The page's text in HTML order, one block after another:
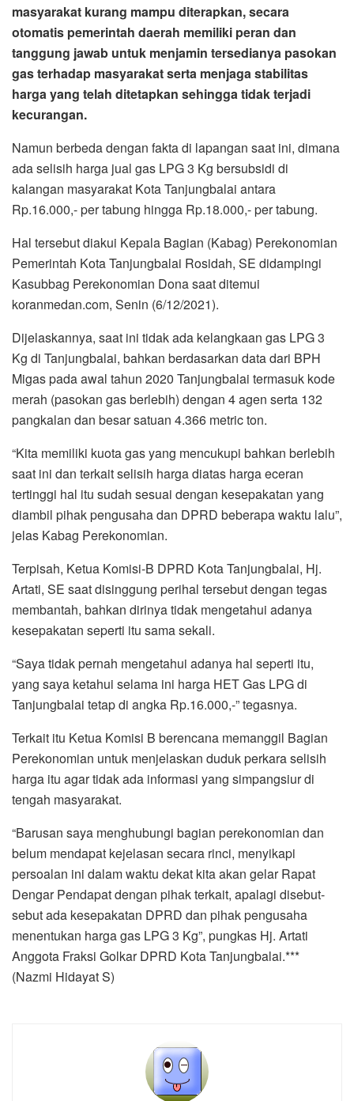
ada selisih harga jual gas LPG 3 Kg bersubsidi di
kalangan masyarakat Kota Tanjungbalai antara
Rp.16.000,- per tabung hingga Rp.18.000,- per tabung.
Hal tersebut diakui Kepala Bagian (Kabag) Perekonomian
Pemerintah Kota Tanjungbalai Rosidah, SE didampingi
Kasubbag Perekonomian Dona saat ditemui
koranmedan.com, Senin (6/12/2021).
Dijelaskannya, saat ini tidak ada kelangkaan gas LPG 3
Kg di Tanjungbalai, bahkan berdasarkan data dari BPH
Migas pada awal tahun 2020 Tanjungbalai termasuk kode
merah (pasokan gas berlebih) dengan 4 agen serta 132
pangkalan dan besar satuan 4.366 metric ton.
“Kita memiliki kuota gas yang mencukupi bahkan berlebih
saat ini dan terkait selisih harga diatas harga eceran
tertinggi hal itu sudah sesuai dengan kesepakatan yang
diambil pihak pengusaha dan DPRD beberapa waktu lalu”,
jelas Kabag Perekonomian.
Terpisah, Ketua Komisi-B DPRD Kota Tanjungbalai, Hj.
Artati, SE saat disinggung perihal tersebut dengan tegas
membantah, bahkan dirinya tidak mengetahui adanya
kesepakatan seperti itu sama sekali.
“Saya tidak pernah mengetahui adanya hal seperti itu,
yang saya ketahui selama ini harga HET Gas LPG di
Tanjungbalai tetap di angka Rp.16.000,-” tegasnya.
Terkait itu Ketua Komisi B berencana memanggil Bagian
Perekonomian untuk menjelaskan duduk perkara selisih
harga itu agar tidak ada informasi yang simpangsiur di
tengah masyarakat.
“Barusan saya menghubungi bagian perekonomian dan
belum mendapat kejelasan secara rinci, menyikapi
persoalan ini dalam waktu dekat kita akan gelar Rapat
Dengar Pendapat dengan pihak terkait, apalagi disebut-
sebut ada kesepakatan DPRD dan pihak pengusaha
menentukan harga gas LPG 3 Kg”, pungkas Hj. Artati
Anggota Fraksi Golkar DPRD Kota Tanjungbalai.***
Zul Marbun